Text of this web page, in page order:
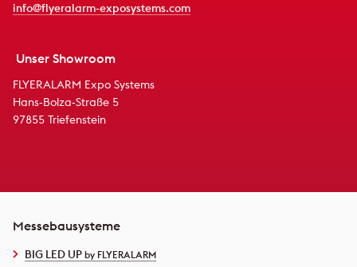
info@flyeralarm-exposystems.com
Unser Showroom
FLYERALARM Expo Systems
Hans-Bolza-Straße 5
97855 Triefenstein
Messebausysteme
BIG LED UP by FLYERALARM